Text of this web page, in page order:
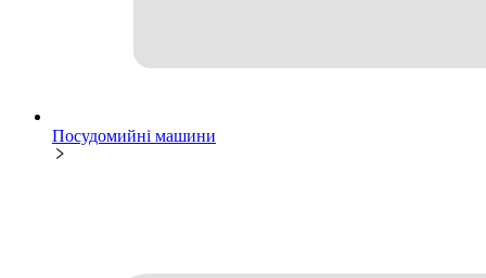
Посудомийні машини